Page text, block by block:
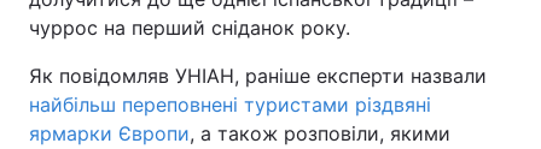
чуррос на перший сніданок року.
Як повідомляв УНІАН, раніше експерти назвали
найбільш переповнені туристами різдвяні
ярмарки Європи, а також розповіли, якими